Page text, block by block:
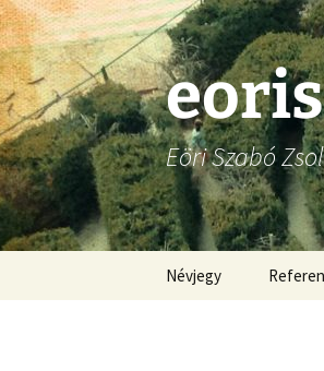
Ugrás
a
tartalomhoz
Eöri Szabó
Névjegy